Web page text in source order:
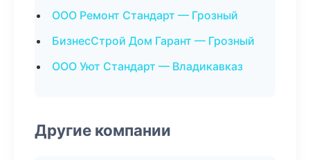
ООО Ремонт Стандарт — Грозный
БизнесСтрой Дом Гарант — Грозный
ООО Уют Стандарт — Владикавказ
Другие компании